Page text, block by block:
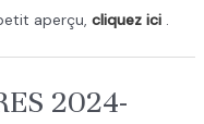
aperçu, cliquez ici .
2024-